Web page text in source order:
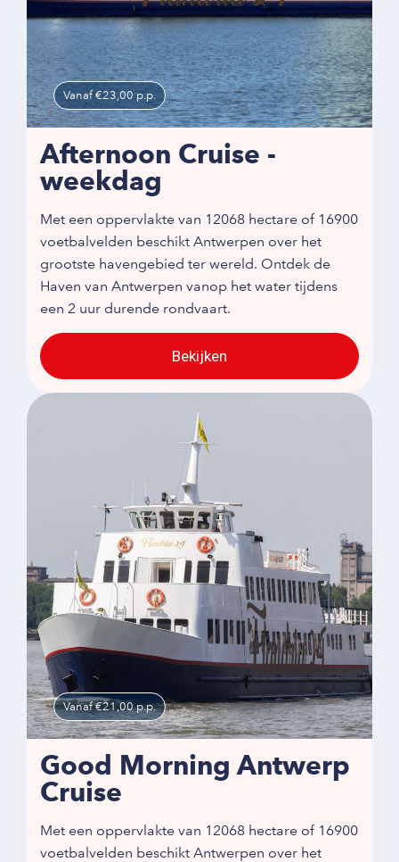
Vanaf €23,00 p.p.
Afternoon Cruise -
weekdag
Met een oppervlakte van 12068 hectare of 16900
voetbalvelden beschikt Antwerpen over het
grootste havengebied ter wereld. Ontdek de
Haven van Antwerpen vanop het water tijdens
een 2 uur durende rondvaart.
Bekijken
Vanaf €21,00 p.p.
Good Morning Antwerp
Cruise
Met een oppervlakte van 12068 hectare of 16900
voetbalvelden beschikt Antwerpen over het